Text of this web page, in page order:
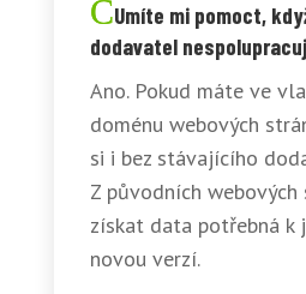
Umíte mi pomoct,
dodavatel
Ano. Pokud máte ve
doménu webových
si i bez stávajícího
Z původních webových
získat data potřebná k
novou verzí.